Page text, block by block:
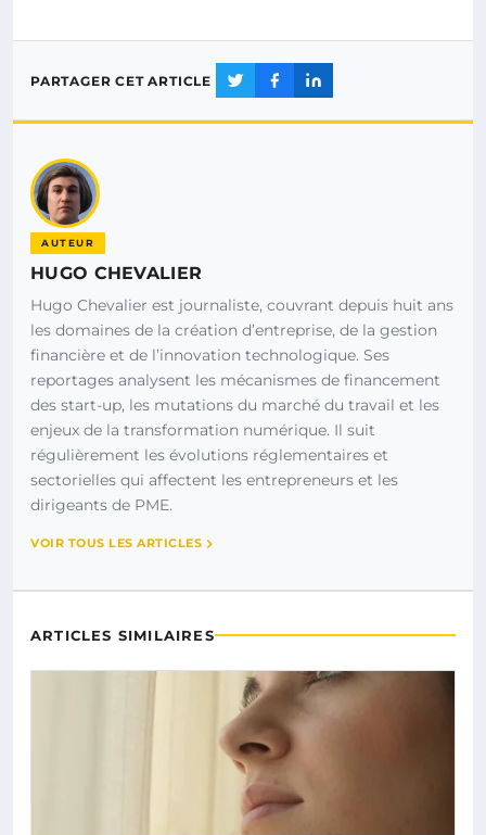
PARTAGER CET ARTICLE
AUTEUR
HUGO CHEVALIER
Hugo Chevalier est journaliste, couvrant depuis huit ans
les domaines de la création d’entreprise, de la gestion
financière et de l’innovation technologique. Ses
reportages analysent les mécanismes de financement
des start-up, les mutations du marché du travail et les
enjeux de la transformation numérique. Il suit
régulièrement les évolutions réglementaires et
sectorielles qui affectent les entrepreneurs et les
dirigeants de PME.
VOIR TOUS LES ARTICLES
ARTICLES SIMILAIRES